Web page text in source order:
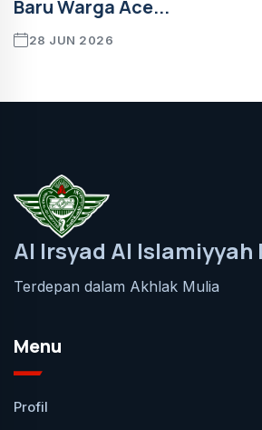
Baru Warga Ace...
28 JUN 2026
Al Irsyad Al
Terdepan dalam Akhlak Mulia
Menu
Profil